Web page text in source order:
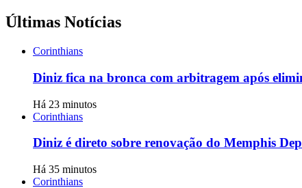
Últimas Notícias
Corinthians
Diniz fica na bronca com arbitragem após
Há 23 minutos
Corinthians
Diniz é direto sobre renovação do Memphis
Há 35 minutos
Corinthians